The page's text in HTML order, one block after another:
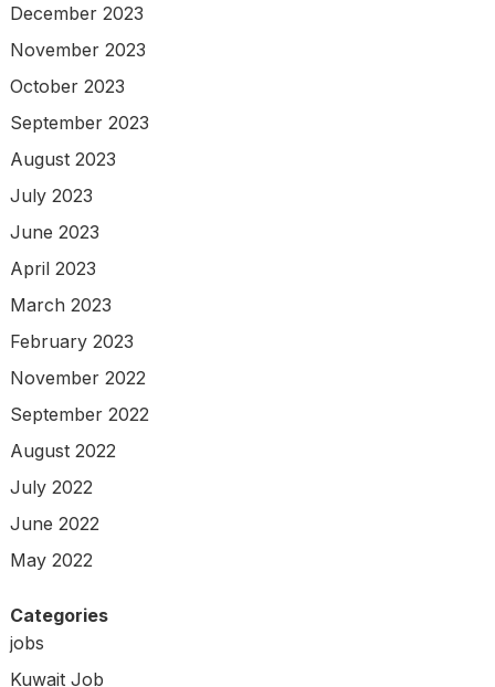
December 2023
November 2023
October 2023
September 2023
August 2023
July 2023
June 2023
April 2023
March 2023
February 2023
November 2022
September 2022
August 2022
July 2022
June 2022
May 2022
Categories
jobs
Kuwait Job